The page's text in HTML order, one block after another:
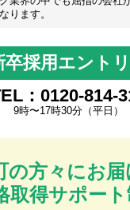
ります。
卒採用エント
：0120-814-
9時〜17時30分（平日）
の方々にお届
取得サポー